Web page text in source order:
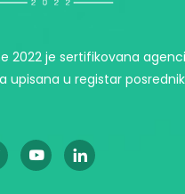
2022 je sertifikovana
upisana u registar